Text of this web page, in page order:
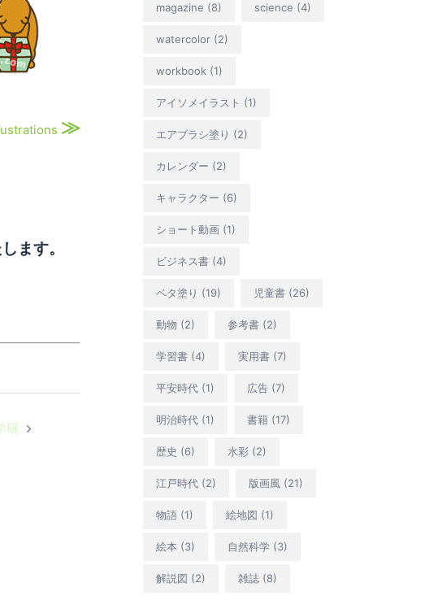
≫
ます。
研
magazine (8) science (4)
watercolor(2)
workbook (1)
アイソメイラスト (1)
エアブラシ塗り (2)
カレンダー (2)
キャラクター (6)
ショート動画(1)
ビジネス書(4)
ベタ塗り (19) 児童書(26)
動物 (2) 参考書(2)
学習書(4) 実用書(7)
平安時代(1) 広告(7)
明治時代(1) 書籍(17)
歴史 (6) 水彩(2)
江戸時代(2) 版画風(21)
物語(1) 絵地図 (1)
絵本 (3) 自然科学(3)
解説図 (2) 雑誌(8)